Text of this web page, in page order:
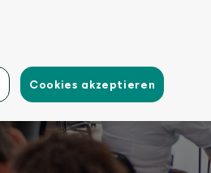
Cookies akzeptieren